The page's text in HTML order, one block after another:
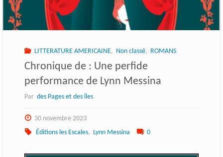
LITTERATURE AMERICAINE, Non classé, ROMANS
Chronique de : Une perfide
performance de Lynn Messina
Par des Pages et des îles
30 novembre 2023
Éditions les Escales, Lynn Messina 0